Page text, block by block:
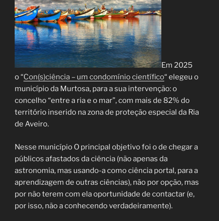
Em 2025
o “Con(s)ciência – um condomínio científico“ elegeu o
município da Murtosa, para a sua intervenção: o
concelho “entre a ria e o mar”, com mais de 82% do
território inserido na zona de proteção especial da Ria
de Aveiro.
Nesse município O principal objetivo foi o de chegar a
públicos afastados da ciência (não apenas da
astronomia, mas usando-a como ciência portal, para a
aprendizagem de outras ciências), não por opção, mas
por não terem com ela oportunidade de contactar (e,
por isso, não a conhecendo verdadeiramente).